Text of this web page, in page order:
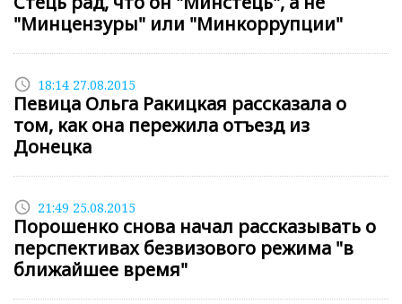
"Минцензуры" или "Минкоррупции"
access_time 18:14 27.08.2015
Певица Ольга Ракицкая рассказала о
том, как она пережила отъезд из
Донецка
access_time 21:49 25.08.2015
Порошенко снова начал рассказывать о
перспективах безвизового режима "в
ближайшее время"